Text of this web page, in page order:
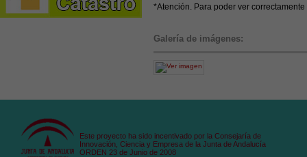
*Atención. Para poder ver
Galería de imágenes:
Este proyecto ha sido incentivado por la Consejaría de
Innovación, Ciencia y Empresa de la Junta de Andalucía
ORDEN 23 de Junio de 2008